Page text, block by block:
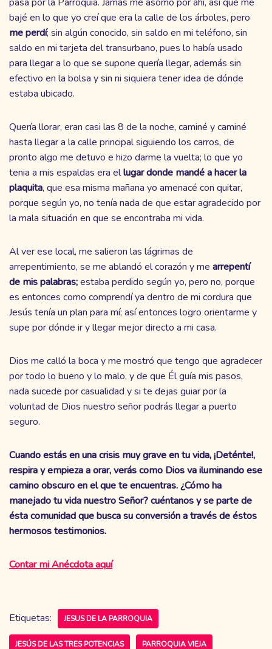
bajé en lo que yo creí que era la calle de los árboles, pero
me perdí; sin algún conocido, sin saldo en mi teléfono, sin
saldo en mi tarjeta del transurbano, pues lo había usado
para llegar a lo que se supone quería llegar, además sin
efectivo en la bolsa y sin ni siquiera tener idea de dónde
estaba ubicado.
Quería llorar, eran casi las 8 de la noche, caminé y caminé
hasta llegar a la calle principal siguiendo los carros, de
pronto algo me detuvo e hizo darme la vuelta; lo que yo
tenia a mis espaldas era ellugar donde mandé a hacer la
plaquita, que esa misma mañana yo amenacé con quitar,
porque según yo, no tenía nada de que estar agradecido por
la mala situación en que se encontraba mi vida.
Al ver ese local, me salieron las lágrimas de
arrepentimiento, se me ablandó el corazón y me arrepentí
de mis palabras;estaba perdido según yo, pero no, porque
es entonces como comprendí ya dentro de mi cordura que
Jesús tenía un plan para mí; así entonces logro orientarme y
supe por dónde ir y llegar mejor directo a mi casa.
Dios me calló la boca y me mostró que tengo que agradecer
por todo lo bueno y lo malo, y de que Él guía mis pasos,
nada sucede por casualidad y si te dejas guiar por la
voluntad de Dios nuestro señor podrás llegar a puerto
seguro.
Cuando estás en una crisis muy grave en tu vida, ¡Deténte!,
respira y empieza a orar, verás como Dios va iluminando ese
camino obscuro en el que te encuentras. ¿Cómo ha
manejado tu vida nuestro Señor? cuéntanos y se parte de
ésta comunidad que busca su conversión a través de éstos
hermosos testimonios.
Contar mi Anécdota aquí
Etiquetas: JESUS DE LA PARROQUIA
JESÚS DE LAS TRES POTENCIAS PARROQUIA VIEJA